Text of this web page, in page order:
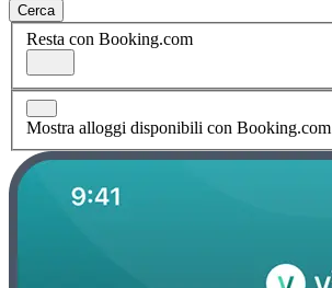
Cerca
Resta con Booking.com
Mostra alloggi disponibili con Booking.com